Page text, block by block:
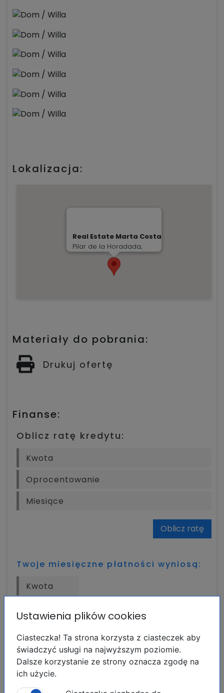
Lokalizacja:
Real Estate Marta Costa
Pilar de la Horadada,
Materiały do pobrania:
Drukuj ofertę
Finanse:
Oblicz ratę kredytu:
Oblicz ratę
Twoje miesięczne płatności wyniosą:
Wymiana walut:
Funt szterling:724 377.14 GBP
Rubel rosyjski:
110 131 666.67 RUB
Frank szwajcarski:789 989.13 CHF
Dolar amerykański:
Ustawienia plików cookies
Ciasteczka! Ta strona korzysta z ciasteczek aby
świadczyć usługi na najwyższym poziomie.
Dalsze korzystanie ze strony oznacza zgodę na
ich użycie.